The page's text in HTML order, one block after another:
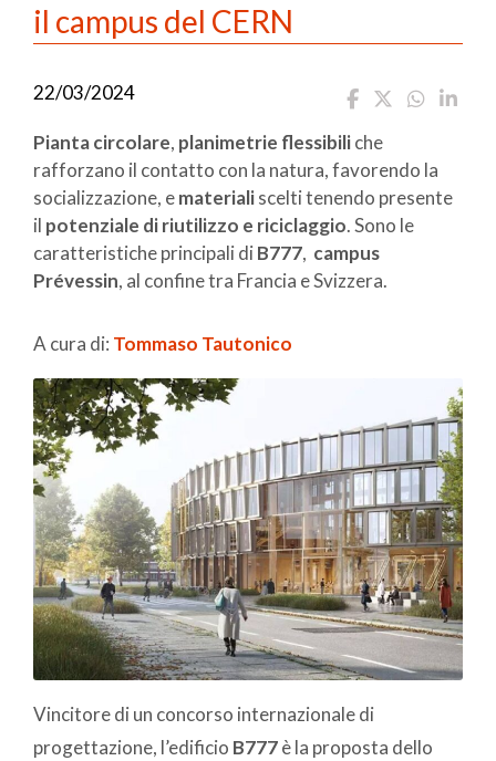
il campus del CERN
22/03/2024
Pianta circolare, planimetrie flessibiliche
rafforzano il contatto con la natura, favorendo la
socializzazione, ematerialiscelti tenendo presente
il potenziale di riutilizzo e riciclaggio. Sono le
caratteristiche principali di B777, campus
Prévessin, al confine tra Francia e Svizzera.
A cura di: Tommaso Tautonico
Vincitore di un concorso internazionale di
progettazione, l’edificio B777è la proposta dello